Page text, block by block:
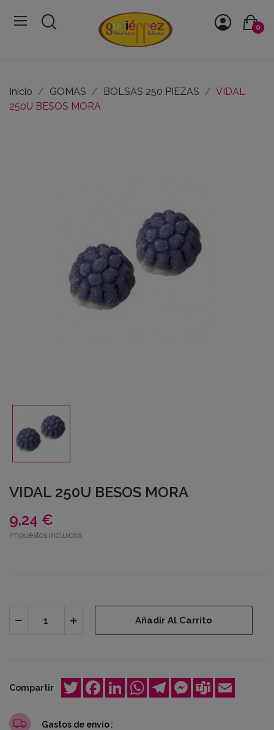
0
Inicio GOMAS BOLSAS 250 PIEZAS
VIDAL
250U BESOS MORA
VIDAL 250U BESOS MORA
9,24 €
Impuestos incluidos
Añadir Al Carrito
Compartir TwitterFacebookLinkedInWhatsAppTelegramMessenger
Teams
Gastos de envío